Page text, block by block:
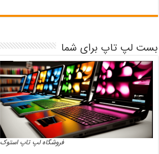
بست لپ تاپ برای شما
فروشگاه لپ تاپ استوک